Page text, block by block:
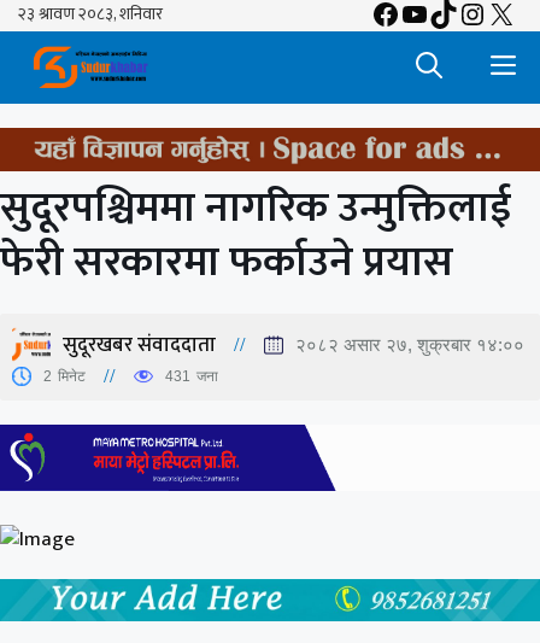
Skip
content
Facebook
YouTube
TikTok
X
सुदूरपश्चिममा नागरिक उन्मुक्तिलाई
फेरी सरकारमा फर्काउने प्रयास
सुदूरखबर संवाददाता २०८२ असार २७, शुक्रबार १४:००
2 मिनेट 431 जना